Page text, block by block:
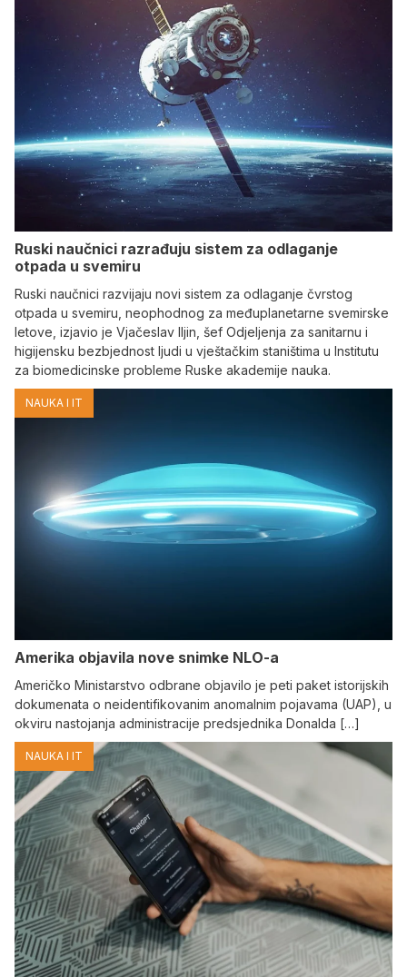
Ruski naučnici razrađuju sistem za odlaganje
otpada u svemiru
Ruski naučnici razvijaju novi sistem za odlaganje čvrstog
otpada u svemiru, neophodnog za međuplanetarne svemirske
letove, izjavio je Vjačeslav Iljin, šef Odjeljenja za sanitarnu i
higijensku bezbjednost ljudi u vještačkim staništima u Institutu
za biomedicinske probleme Ruske akademije nauka.
NAUKA I IT
Amerika objavila nove snimke NLO-a
Američko Ministarstvo odbrane objavilo je peti paket istorijskih
dokumenata o neidentifikovanim anomalnim pojavama (UAP), u
okviru nastojanja administracije predsjednika Donalda […]
NAUKA I IT